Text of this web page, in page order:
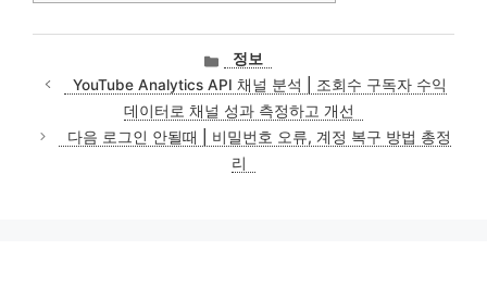
카
테
고
리
정보
YouTube Analytics API 채널 분석 | 조회수 구독자 수익
데이터로 채널 성과 측정하고 개선
다음 로그인 안될때 | 비밀번호 오류, 계정 복구 방법 총정
리